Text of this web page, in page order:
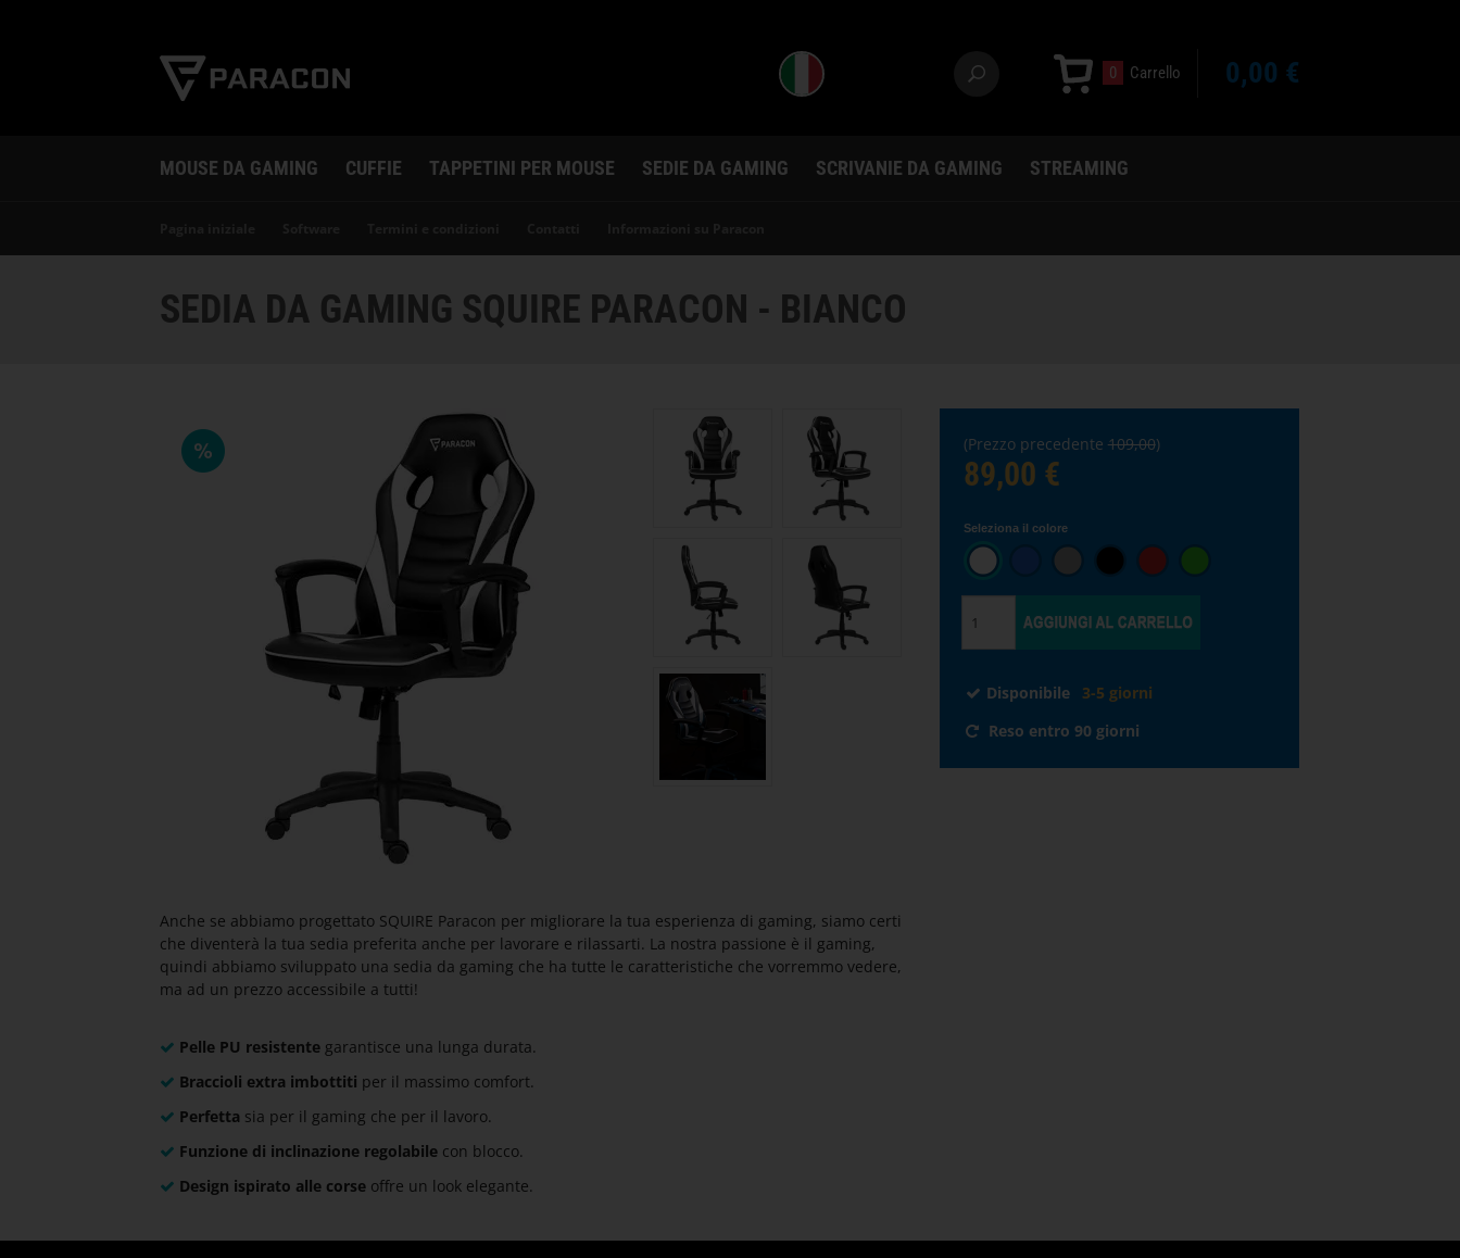
0 Carrello 0,00 €
MOUSE DA GAMING CUFFIE TAPPETINI PER MOUSE SEDIE DA GAMING SCRIVANIE DA GAMING STREAMING
SEDIA DA GAMING SQUIRE PARACON - BIANCO
Anche se abbiamo progettato SQUIRE Paracon per migliorare la tua esperienza di gaming, siamo certi
che diventerà la tua sedia preferita anche per lavorare e rilassarti. La nostra passione è il gaming,
quindi abbiamo sviluppato una sedia da gaming che ha tutte le caratteristiche che vorremmo vedere,
ma ad un prezzo accessibile a tutti!
Pelle PU resistente garantisce una lunga durata.
Braccioli extra imbottiti per il massimo comfort.
Perfetta sia per il gaming che per il lavoro.
Funzione di inclinazione regolabile con blocco.
Design ispirato alle corse offre un look elegante.
(Prezzo precedente 109,00)
89,00 €
Seleziona il colore
Disponibile 3-5 giorni
Reso entro 90 giorni